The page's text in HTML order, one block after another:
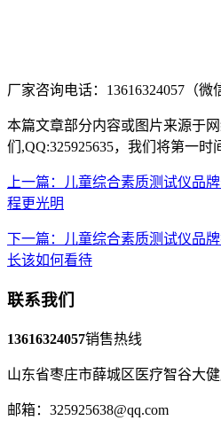
厂家咨询电话：13616324057（微
本篇文章部分内容或图片来源于
们,QQ:325925635，我们将第一时
上一篇：儿童综合素质测试仪品
程更光明
下一篇：儿童综合素质测试仪品
长该如何看待
联系我们
13616324057销售热线
山东省枣庄市薛城区医疗智谷大
邮箱：325925638@qq.com